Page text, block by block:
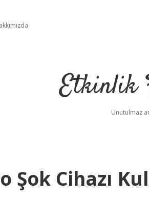
Etkinlik
Unutulmaz
Şok Cihazı